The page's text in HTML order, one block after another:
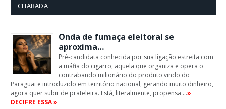
CHARADA
Onda de fumaça eleitoral se
aproxima…
Pré-candidata conhecida por sua ligação estreita com
a máfia do cigarro, aquela que organiza e opera o
contrabando milionário do produto vindo do
Paraguai e introduzido em território nacional, gerando muito dinheiro,
agora quer subir de prateleira. Está, literalmente, propensa …»
DECIFRE ESSA »